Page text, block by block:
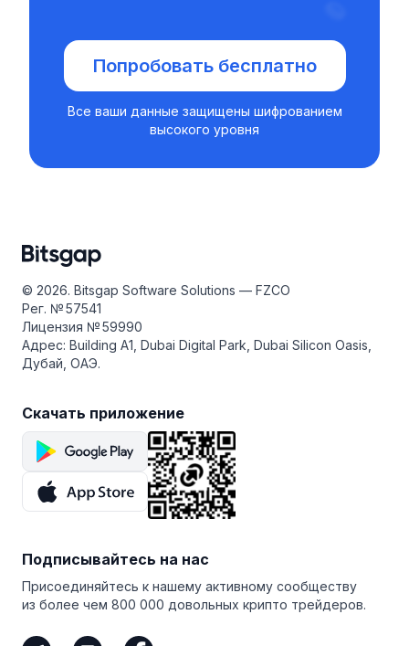
Попробовать бесплатно
Все ваши данные защищены шифрованием
высокого уровня
© 2026. Bitsgap Software Solutions — FZCO
Рег. № 57541
Лицензия № 59990
Адрес: Building A1, Dubai Digital Park, Dubai Silicon Oasis,
Дубай, ОАЭ.
Скачать приложение
Подписывайтесь на нас
Присоединяйтесь к нашему активному сообществу
из более чем 800 000 довольных крипто трейдеров.